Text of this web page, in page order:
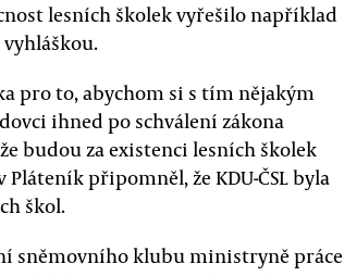
lesních školek vyřešilo například
pro to, abychom si s tím nějakým
ihned po schválení zákona
budou za existenci lesních školek
připomněl, že KDU-ČSL byla
škol.
sněmovního klubu ministryně práce